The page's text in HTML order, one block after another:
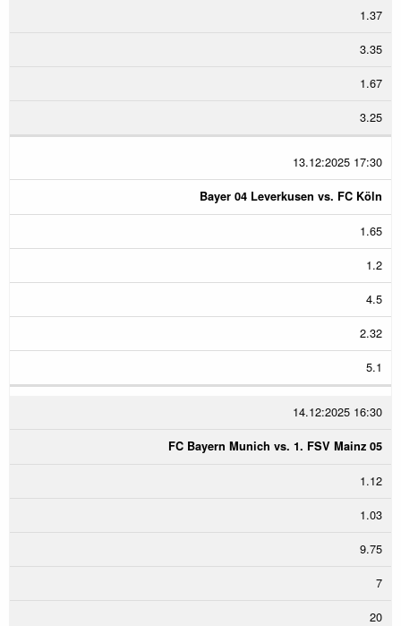
1.37
3.35
1.67
3.25
13.12:2025 17:30
Bayer 04 Leverkusen vs. FC Köln
1.65
1.2
4.5
2.32
5.1
14.12:2025 16:30
FC Bayern Munich vs. 1. FSV Mainz 05
1.12
1.03
9.75
7
20